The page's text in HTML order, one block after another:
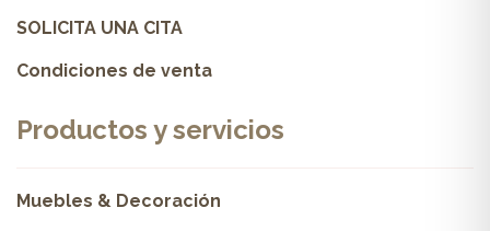
SOLICITA UNA CITA
Condiciones de venta
Productos y servicios
Muebles & Decoración